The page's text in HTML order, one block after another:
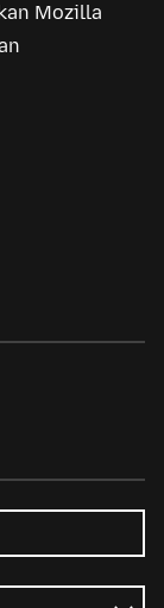
Mozilla